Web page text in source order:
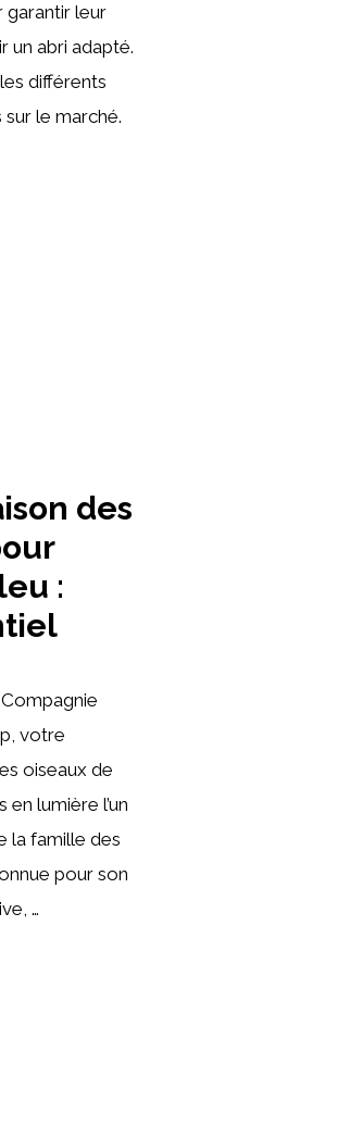
garantir leur
un abri adapté.
différents
le marché.
des
:
votre
oiseaux de
lumière l’un
la famille des
pour son
…